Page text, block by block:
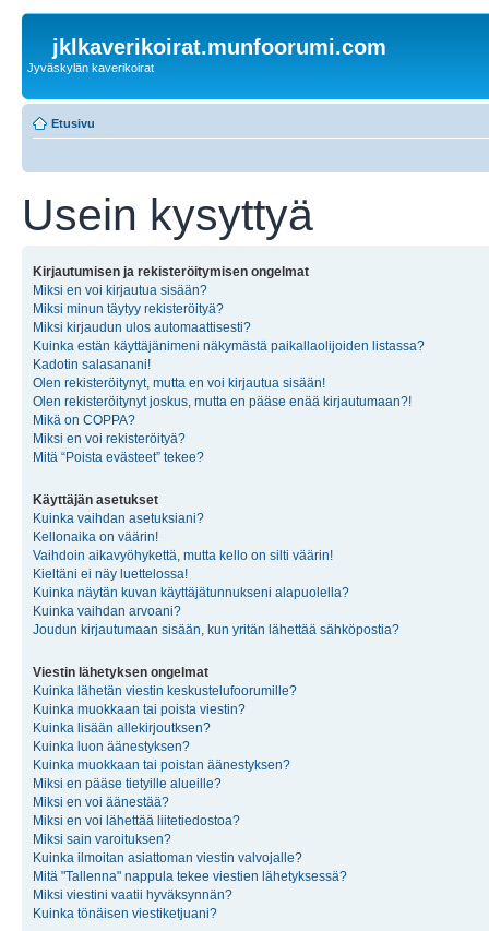
jklkaverikoirat.munfoorumi.com
Jyväskylän kaverikoirat
Etusivu
Usein kysyttyä
Kirjautumisen ja rekisteröitymisen ongelmat
Miksi en voi kirjautua sisään?
Miksi minun täytyy rekisteröityä?
Miksi kirjaudun ulos automaattisesti?
Kuinka estän käyttäjänimeni näkymästä paikallaolijoiden listassa?
Kadotin salasanani!
Olen rekisteröitynyt, mutta en voi kirjautua sisään!
Olen rekisteröitynyt joskus, mutta en pääse enää kirjautumaan?!
Mikä on COPPA?
Miksi en voi rekisteröityä?
Mitä “Poista evästeet” tekee?
Käyttäjän asetukset
Kuinka vaihdan asetuksiani?
Kellonaika on väärin!
Vaihdoin aikavyöhykettä, mutta kello on silti väärin!
Kieltäni ei näy luettelossa!
Kuinka näytän kuvan käyttäjätunnukseni alapuolella?
Kuinka vaihdan arvoani?
Joudun kirjautumaan sisään, kun yritän lähettää sähköpostia?
Viestin lähetyksen ongelmat
Kuinka lähetän viestin keskustelufoorumille?
Kuinka muokkaan tai poista viestin?
Kuinka lisään allekirjoutksen?
Kuinka luon äänestyksen?
Kuinka muokkaan tai poistan äänestyksen?
Miksi en pääse tietyille alueille?
Miksi en voi äänestää?
Miksi en voi lähettää liitetiedostoa?
Miksi sain varoituksen?
Kuinka ilmoitan asiattoman viestin valvojalle?
Mitä "Tallenna" nappula tekee viestien lähetyksessä?
Miksi viestini vaatii hyväksynnän?
Kuinka tönäisen viestiketjuani?